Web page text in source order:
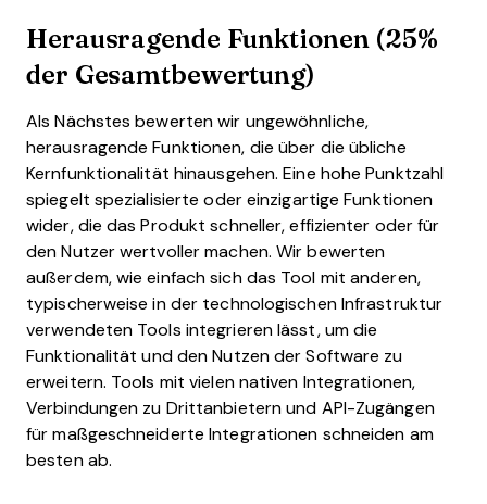
Herausragende Funktionen (25%
der Gesamtbewertung)
Als Nächstes bewerten wir ungewöhnliche,
herausragende Funktionen, die über die übliche
Kernfunktionalität hinausgehen. Eine hohe Punktzahl
spiegelt spezialisierte oder einzigartige Funktionen
wider, die das Produkt schneller, effizienter oder für
den Nutzer wertvoller machen. Wir bewerten
außerdem, wie einfach sich das Tool mit anderen,
typischerweise in der technologischen Infrastruktur
verwendeten Tools integrieren lässt, um die
Funktionalität und den Nutzen der Software zu
erweitern. Tools mit vielen nativen Integrationen,
Verbindungen zu Drittanbietern und API-Zugängen
für maßgeschneiderte Integrationen schneiden am
besten ab.